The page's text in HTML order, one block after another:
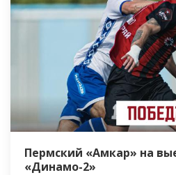
Пермский «Амкар» на
«Динамо-2»